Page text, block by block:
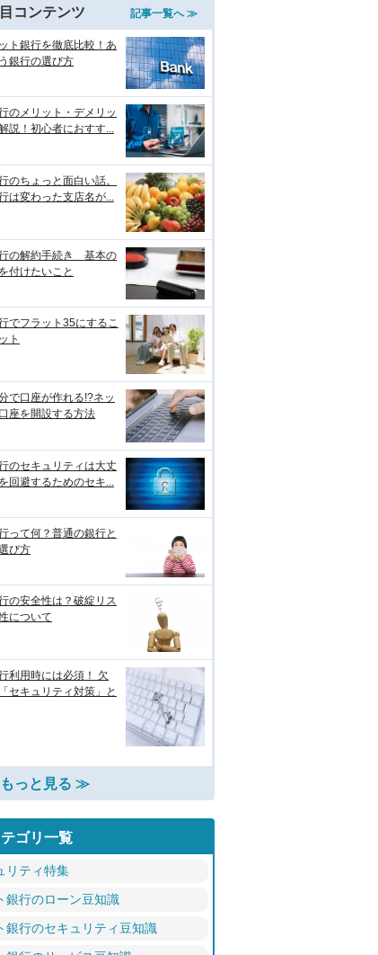
コンテンツ 記事一覧へ ≫
ト銀行を徹底比較！あ
銀行の選び方
のメリット・デメリッ
説！初心者におすす...
のちょっと面白い話。
は変わった支店名が...
の解約手続き 基本の
付けたいこと
でフラット35にするこ
ト
で口座が作れる!?ネッ
座を開設する方法
のセキュリティは大丈
回避するためのセキ...
って何？普通の銀行と
び方
の安全性は？破綻リス
について
利用時には必須！ 欠
セキュリティ対策」と
っと見る ≫
ゴリ一覧
リティ特集
銀行のローン豆知識
銀行のセキュリティ豆知識